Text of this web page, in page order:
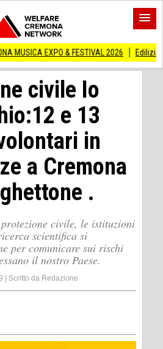
& FESTIVAL 2026 Edilizia lombarda,
civile Io
e 13
in
a Cremona
.
civile, le istituzioni
scientifica si
per comunicare sui rischi
il nostro Paese.
Scritto da Redazione